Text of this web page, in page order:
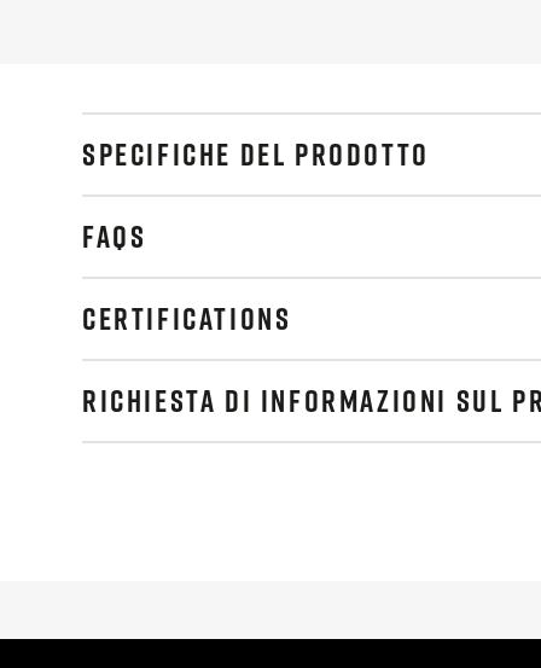
SPECIFICHE DEL PRODOTTO
FAQS
CERTIFICATIONS
RICHIESTA DI INFORMAZIONI SUL